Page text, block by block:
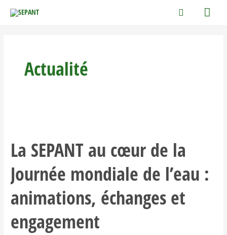
Rechercher
Actualité
La SEPANT au cœur de la
Journée mondiale de l’eau :
animations, échanges et
engagement
au
cœur
de
la
Journée
de